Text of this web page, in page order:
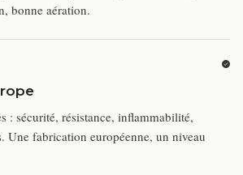
bonne aération.
: sécurité, résistance, inflammabilité,
Une fabrication européenne, un niveau